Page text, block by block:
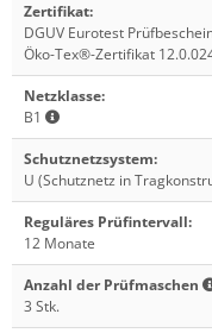
Zertifikat:
DGUV Eurotest
Öko-Tex®-Zertifikat
Netzklasse:
B1
Schutznetzsystem:
U (Schutznetz in
Reguläres Prüfintervall:
12 Monate
Anzahl der Prüfmaschen
3 Stk.